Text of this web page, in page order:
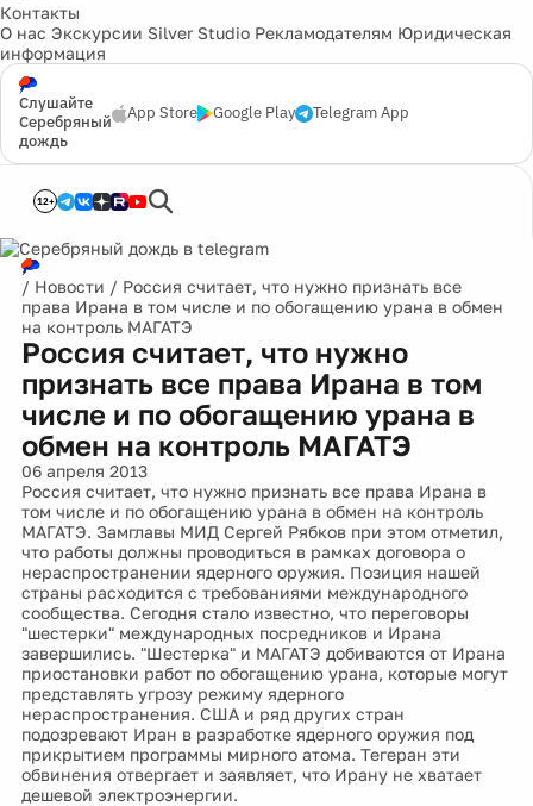
Контакты
О нас Экскурсии Silver Studio Рекламодателям Юридическая
информация
Слушайте
Серебряный
дождь
App Store Google Play Telegram App
12+
/ Новости / Россия считает, что нужно признать все
права Ирана в том числе и по обогащению урана в обмен
на контроль МАГАТЭ
Россия считает, что нужно
признать все права Ирана в том
числе и по обогащению урана в
обмен на контроль МАГАТЭ
06 апреля 2013
Россия считает, что нужно признать все права Ирана в
том числе и по обогащению урана в обмен на контроль
МАГАТЭ. Замглавы МИД Сергей Рябков при этом отметил,
что работы должны проводиться в рамках договора о
нераспространении ядерного оружия. Позиция нашей
страны расходится с требованиями международного
сообщества. Сегодня стало известно, что переговоры
"шестерки" международных посредников и Ирана
завершились. "Шестерка" и МАГАТЭ добиваются от Ирана
приостановки работ по обогащению урана, которые могут
представлять угрозу режиму ядерного
нераспространения. США и ряд других стран
подозревают Иран в разработке ядерного оружия под
прикрытием программы мирного атома. Тегеран эти
обвинения отвергает и заявляет, что Ирану не хватает
дешевой электроэнергии.